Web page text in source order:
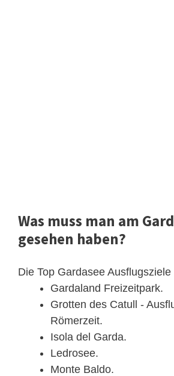
Was muss man am
gesehen haben?
Die Top Gardasee Ausflugsziele
Gardaland Freizeitpark.
Grotten des Catull -
Römerzeit.
Isola del Garda.
Ledrosee.
Monte Baldo.